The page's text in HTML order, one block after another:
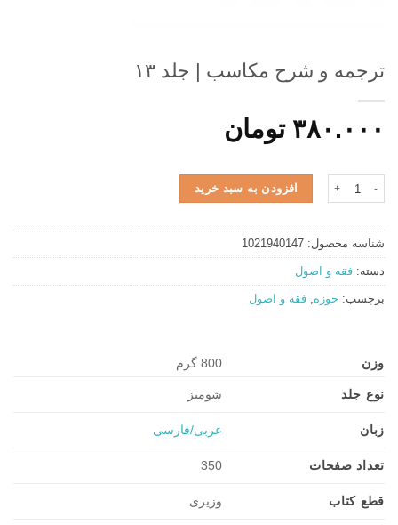
ترجمه و شرح مکاسب | جلد ۱۳
۳۸۰.۰۰۰ تومان
ترجمه و شرح مکاسب | جلد ۱۳ عددافزودن به سبد خرید
شناسه محصول: 1021940147
دسته: فقه و اصول
برچسب: حوزه فقه و اصول
وزن 800 گرم
نوع جلد شومیز
زبان عربی/فارسی
تعداد صفحات 350
قطع کتاب وزیری